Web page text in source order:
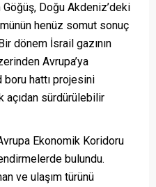
Doğu Akdeniz’deki
henüz somut sonuç
dönem İsrail gazının
Avrupa’ya
boru hattı projesini
açıdan sürdürülebilir
Ekonomik Koridoru
bulundu.
ve ulaşım türünü